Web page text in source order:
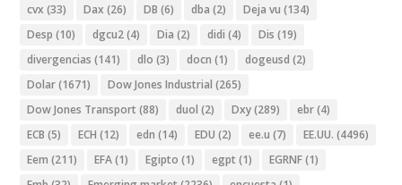
cvx (33) Dax (26) DB (6) dba (2) Deja vu (134)
Desp (10) dgcu2(4) Dia (2) didi (4) Dis (19)
divergencias (141) dlo (3) docn (1) dogeusd (2)
Dolar(1671) Dow Jones Industrial (265)
Dow Jones Transport (88) duol (2) Dxy(289) ebr(4)
ECB (5) ECH (12) edn (14) EDU (2) ee.u (7) EE.UU. (4496)
Eem (211) EFA(1) Egipto (1) egpt (1) EGRNF(1)